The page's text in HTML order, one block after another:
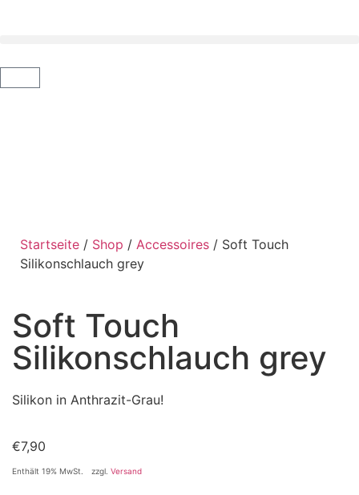
Startseite / Shop / Accessoires / Soft Touch
Silikonschlauch grey
Soft Touch
Silikonschlauch grey
Silikon in Anthrazit-Grau!
€7,90
Enthält 19% MwSt. zzgl. Versand